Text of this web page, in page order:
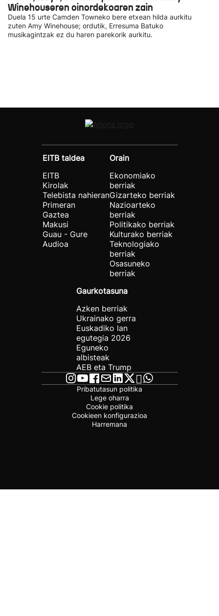
Winehouseren oinordekoaren zain
Duela 15 urte Camden Towneko bere etxean hilda aurkitu
zuten Amy Winehouse; ordutik, Erresuma Batuko
musikagintzak ez du haren parekorik aurkitu.
EITB taldea
EITB
Kirolak
Telebista nahieran
Primeran
Gaztea
Makusi
Guau - Gure
Audioa
Orain
Ekonomiako
berriak
Gizarteko berriak
Nazioarteko
berriak
Politikako berriak
Kulturako berriak
Teknologiako
berriak
Osasuneko
berriak
Gaurkotasuna
Azken berriak
Ukrainako gerra
Euskadiko lan
egutegia 2026
Eguneko
albisteak
AEB eta Trump
Pribatutasun politika
Lege oharra
Cookie politika
Cookieen konfigurazioa
Harremana